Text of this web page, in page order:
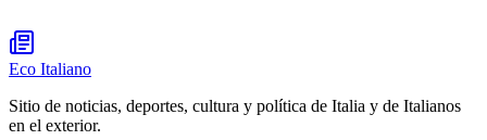
Eco Italiano
Sitio de noticias, deportes, cultura y política de Italia y de Italianos
en el exterior.